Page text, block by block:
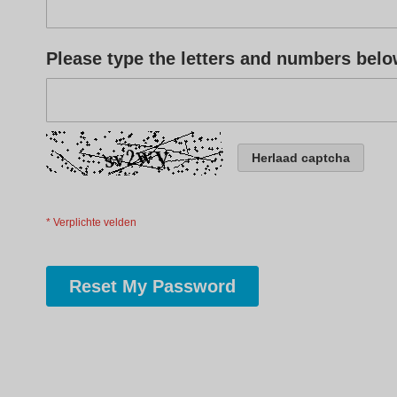
Please type the letters and numbers
Herlaad captcha
Reset My Password